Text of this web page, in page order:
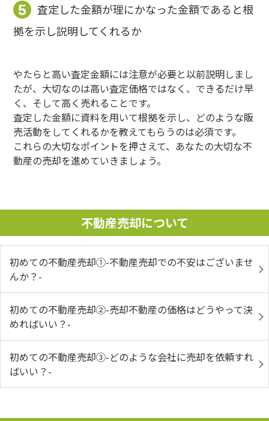
5
査定した金額が理にかなった金額であると根
拠を示し説明してくれるか
やたらと高い査定金額には注意が必要と以前説明しまし
たが、大切なのは高い査定価格ではなく、できるだけ早
く、そして高く売れることです。
査定した金額に資料を用いて根拠を示し、どのような販
売活動をしてくれるかを教えてもらうのは必須です。
これらの大切なポイントを押さえて、あなたの大切な不
動産の売却を進めていきましょう。
不動産売却について
初めての不動産売却①-不動産売却での不安はございませ
んか？-
初めての不動産売却②-売却不動産の価格はどうやって決
めればいい？-
初めての不動産売却③-どのような会社に売却を依頼すれ
ばいい？-